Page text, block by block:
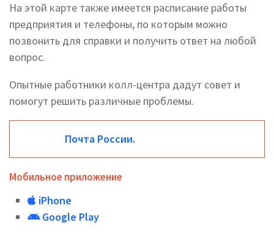
На этой карте также имеется расписание работы
предприятия и телефоны, по которым можно
позвонить для справки и получить ответ на любой
вопрос.
Опытные работники колл-центра дадут совет и
помогут решить различные проблемы.
Почта России.
Мобильное приложение
iPhone
Google Play